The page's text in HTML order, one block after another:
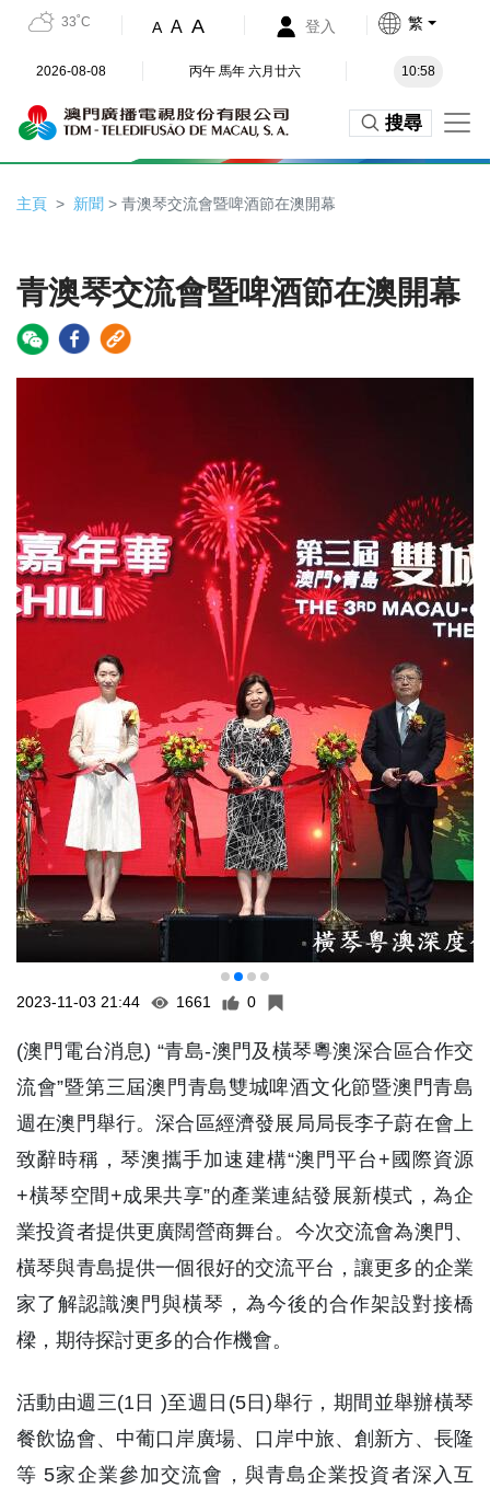
33˚C A A A 登入 繁
2026-08-08 丙午 馬年 六月廿六 10:58
搜尋
主頁 新聞 > 青澳琴交流會暨啤酒節在澳開幕
青澳琴交流會暨啤酒節在澳開幕
2023-11-03 21:44 1661 0
(澳門電台消息) “青島-澳門及橫琴粵澳深合區合作交
流會”暨第三屆澳門青島雙城啤酒文化節暨澳門青島
週在澳門舉行。深合區經濟發展局局長李子蔚在會上
致辭時稱，琴澳攜手加速建構“澳門平台+國際資源
+橫琴空間+成果共享”的產業連結發展新模式，為企
業投資者提供更廣闊營商舞台。今次交流會為澳門、
橫琴與青島提供一個很好的交流平台，讓更多的企業
家了解認識澳門與橫琴，為今後的合作架設對接橋
樑，期待探討更多的合作機會。
活動由週三(1日 )至週日(5日)舉行，期間並舉辦橫琴
餐飲協會、中葡口岸廣場、口岸中旅、創新方、長隆
等 5家企業參加交流會，與青島企業投資者深入互